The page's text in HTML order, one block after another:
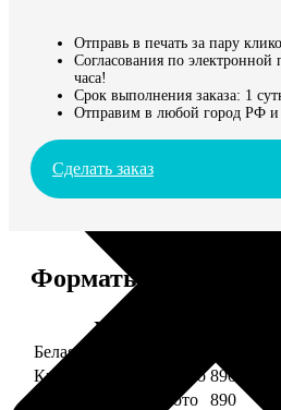
Отправь в печать за пару
Согласования по электронной
часа!
Срок выполнения заказа: 1
Отправим в любой город РФ и
Сделать заказ
Форматы и цены
Услуга
Белая кружка с фото
Красная кружка с фото 890
Желтая кружка с фото
890